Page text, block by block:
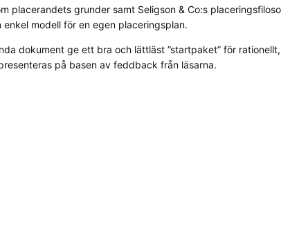
placerandets grunder samt Seligson & Co:s
modell för en egen placeringsplan.
dokument ge ett bra och lättläst ”startpaket” för
på basen av feddback från läsarna.